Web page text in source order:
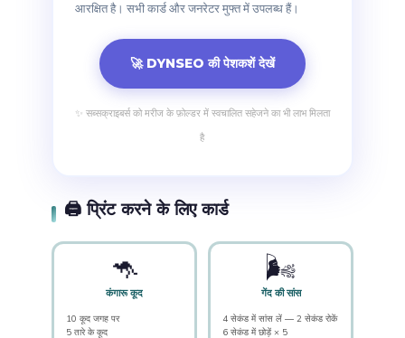
आरक्षित है। सभी कार्ड और जनरेटर मुफ्त में उपलब्ध हैं।
🚀 DYNSEO की पेशकशें देखें
✨ सब्सक्राइबर्स को मरीज के फ़ोल्डर में स्वचालित सहेजने का भी लाभ मिलता
है
🖨️ प्रिंट करने के लिए कार्ड
🦘
कंगारू कूद
10 कूद जगह पर
5 तारे के कूद
🌬️
गेंद की सांस
4 सेकंड में सांस लें — 2 सेकंड रोकें
6 सेकंड में छोड़ें × 5